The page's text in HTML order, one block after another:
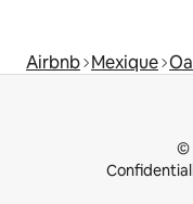
Airbnb Mexique
©